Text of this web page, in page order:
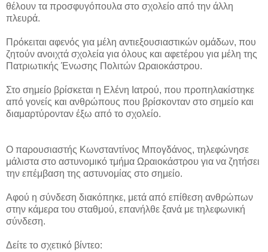
θέλουν τα προσφυγόπουλα στο σχολείο από την άλλη
πλευρά.
Πρόκειται αφενός για μέλη αντιεξουσιαστικών ομάδων, που
ζητούν ανοιχτά σχολεία για όλους και αφετέρου για μέλη της
Πατριωτικής Ένωσης Πολιτών Ωραιοκάστρου.
Στο σημείο βρίσκεται η Ελένη Ιατρού, που προπηλακίστηκε
από γονείς και ανθρώπους που βρίσκονταν στο σημείο και
διαμαρτύρονταν έξω από το σχολείο.
Ο παρουσιαστής Κωνσταντίνος Μπογδάνος, τηλεφώνησε
μάλιστα στο αστυνομικό τμήμα Ωραιοκάστρου για να ζητήσει
την επέμβαση της αστυνομίας στο σημείο.
Αφού η σύνδεση διακόπηκε, μετά από επίθεση ανθρώπων
στην κάμερα του σταθμού, επανήλθε ξανά με τηλεφωνική
σύνδεση.
Δείτε το σχετικό βίντεο: